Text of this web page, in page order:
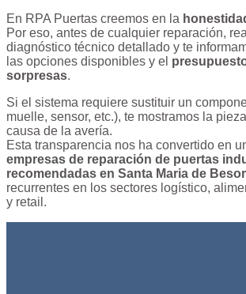
En RPA Puertas creemos en la
Por eso, antes de cualquier reparación,
diagnóstico técnico detallado y te
las opciones disponibles y el
sorpresas.
Si el sistema requiere sustituir un
muelle, sensor, etc.), te mostramos la
causa de la avería.
Esta transparencia nos ha convertido en
empresas de reparación de puertas
recomendadas en Santa Maria de
recurrentes en los sectores logístico,
y retail.